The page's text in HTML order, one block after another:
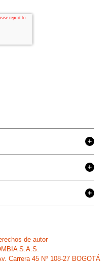
+
+
+
de autor
S.A.S.
Carrera 45 Nº 108-27 BOGOTÁ